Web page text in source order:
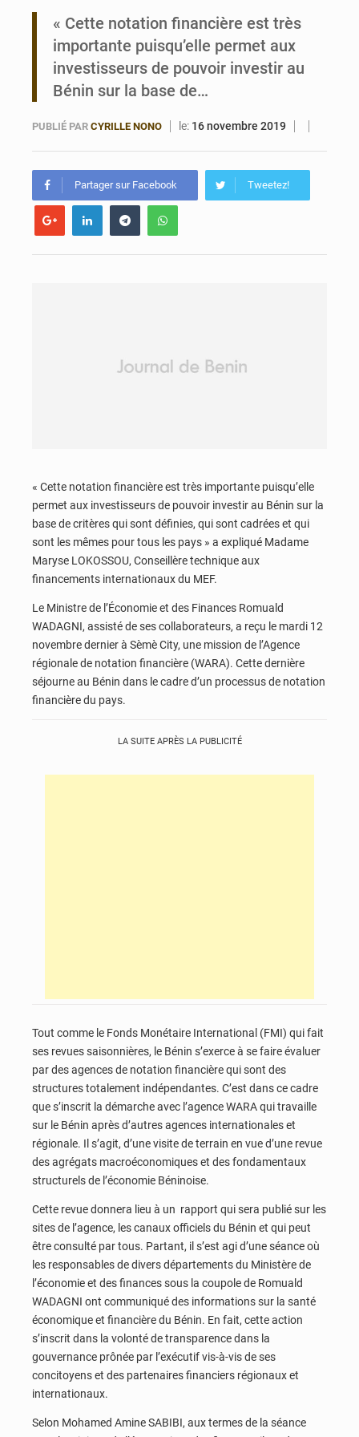
« Cette notation financière est très
importante puisqu’elle permet aux
investisseurs de pouvoir investir au
Bénin sur la base de…
PUBLIÉ PAR CYRILLE NONO le: 16 novembre 2019
Partager sur Facebook Tweetez!
« Cette notation financière est très importante puisqu’elle
permet aux investisseurs de pouvoir investir au Bénin sur la
base de critères qui sont définies, qui sont cadrées et qui
sont les mêmes pour tous les pays » a expliqué Madame
Maryse LOKOSSOU, Conseillère technique aux
financements internationaux du MEF.
Le Ministre de l’Économie et des Finances Romuald
WADAGNI, assisté de ses collaborateurs, a reçu le mardi 12
novembre dernier à Sèmè City, une mission de l’Agence
régionale de notation financière (WARA). Cette dernière
séjourne au Bénin dans le cadre d’un processus de notation
financière du pays.
LA SUITE APRÈS LA PUBLICITÉ
Tout comme le Fonds Monétaire International (FMI) qui fait
ses revues saisonnières, le Bénin s’exerce à se faire évaluer
par des agences de notation financière qui sont des
structures totalement indépendantes. C’est dans ce cadre
que s’inscrit la démarche avec l’agence WARA qui travaille
sur le Bénin après d’autres agences internationales et
régionale. Il s’agit, d’une visite de terrain en vue d’une revue
des agrégats macroéconomiques et des fondamentaux
structurels de l’économie Béninoise.
Cette revue donnera lieu à un rapport qui sera publié sur les
sites de l’agence, les canaux officiels du Bénin et qui peut
être consulté par tous. Partant, il s’est agi d’une séance où
les responsables de divers départements du Ministère de
l’économie et des finances sous la coupole de Romuald
WADAGNI ont communiqué des informations sur la santé
économique et financière du Bénin. En fait, cette action
s’inscrit dans la volonté de transparence dans la
gouvernance prônée par l’exécutif vis-à-vis de ses
concitoyens et des partenaires financiers régionaux et
internationaux.
Selon Mohamed Amine SABIBI, aux termes de la séance